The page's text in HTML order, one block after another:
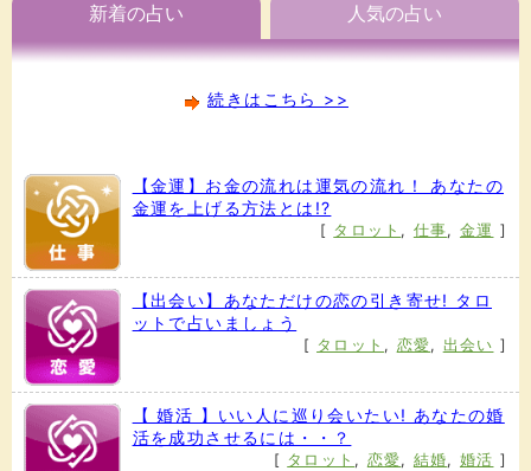
新着の占い 人気の占い
続きはこちら >>
【金運】お金の流れは運気の流れ！ あなたの
金運を上げる方法とは!?
[ タロット , 仕事, 金運 ]
【出会い】あなただけの恋の引き寄せ! タロ
ットで占いましょう
[ タロット , 恋愛, 出会い ]
【 婚活 】いい人に巡り会いたい! あなたの婚
活を成功させるには・・？
[ タロット , 恋愛, 結婚, 婚活 ]